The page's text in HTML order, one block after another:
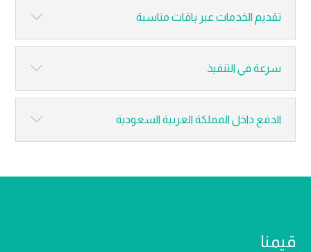
تقديم الخدمات عبر باقات مناسبة
سرعة في التنفيذ
الدفع داخل المملكة العربية السعودية
قيمنا